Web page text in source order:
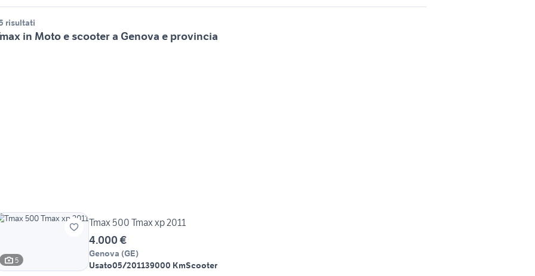
risultati
in Moto e scooter a Genova e provincia
5
Tmax 500 Tmax xp 2011
4.000 €
Genova (GE)
Usato05/201139000 KmScooter